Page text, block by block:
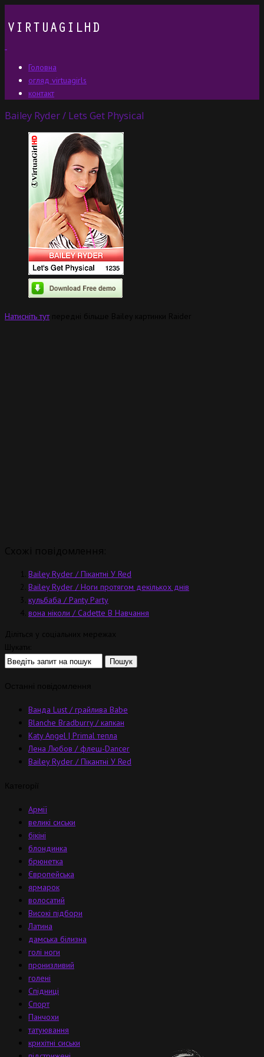
Головна
огляд virtuagirls
контакт
Bailey Ryder / Lets Get Physical
Натисніть тутпередні більше Bailey картинки Raider
Bailey Ryder / Пікантні У Red
Bailey Ryder / Ноги протягом декількох днів
кульбаба / Panty Party
вона ніколи / Cadette В Навчання
Ванда Lust / грайлива Babe
Blanche Bradburry / капкан
Katy Angel | Primal тепла
Лена Любов / флеш-Dancer
Bailey Ryder / Пікантні У Red
Армії
великі сиськи
бікіні
блондинка
брюнетка
Європейська
ярмарок
волосатий
Високі підбори
Латина
дамська білизна
голі ноги
пронизливий
голені
Спідниці
Спорт
Панчохи
татуювання
крихітні сиськи